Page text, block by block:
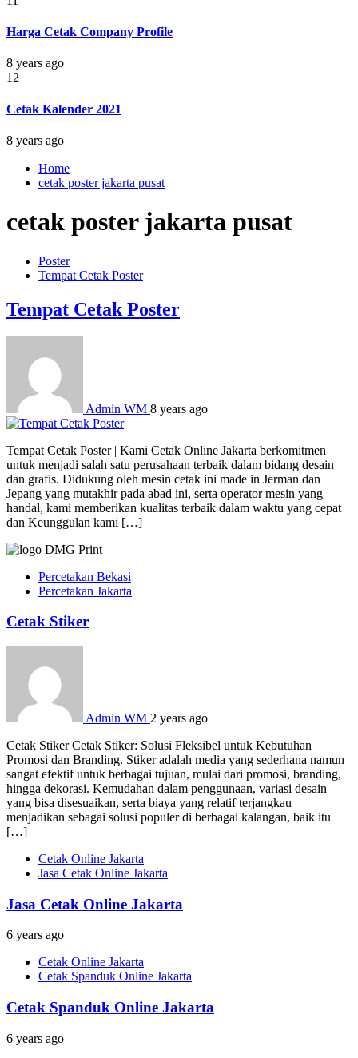
Harga Cetak Company Profile
8 years ago
12
Cetak Kalender 2021
8 years ago
Home
cetak poster jakarta pusat
cetak poster jakarta pusat
Poster
Tempat Cetak Poster
Tempat Cetak Poster
Admin WM 8 years ago
Tempat Cetak Poster | Kami Cetak Online Jakarta berkomitmen
untuk menjadi salah satu perusahaan terbaik dalam bidang desain
dan grafis. Didukung oleh mesin cetak ini made in Jerman dan
Jepang yang mutakhir pada abad ini, serta operator mesin yang
handal, kami memberikan kualitas terbaik dalam waktu yang cepat
dan Keunggulan kami […]
Percetakan Bekasi
Percetakan Jakarta
Cetak Stiker
Admin WM 2 years ago
Cetak Stiker Cetak Stiker: Solusi Fleksibel untuk Kebutuhan
Promosi dan Branding. Stiker adalah media yang sederhana namun
sangat efektif untuk berbagai tujuan, mulai dari promosi, branding,
hingga dekorasi. Kemudahan dalam penggunaan, variasi desain
yang bisa disesuaikan, serta biaya yang relatif terjangkau
menjadikan sebagai solusi populer di berbagai kalangan, baik itu
[…]
Cetak Online Jakarta
Jasa Cetak Online Jakarta
Jasa Cetak Online Jakarta
6 years ago
Cetak Online Jakarta
Cetak Spanduk Online Jakarta
Cetak Spanduk Online Jakarta
6 years ago